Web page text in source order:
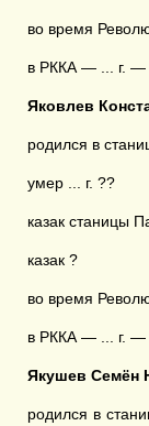
во время
в РККА — ... г. —
Яковлев
родился в
умер ... г. ??
казак станицы
казак ?
во время
в РККА — ... г. —
Якушев Семён
родился в